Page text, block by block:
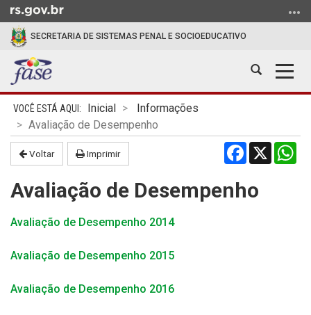
para
conteúdo
para
menu
para
busca
SECRETARIA DE SISTEMAS PENAL E SOCIOEDUCATIVO
Abrir
Início
conteúdo
Inicial
Informações
Avaliação de Desempenho
Voltar Imprimir Facebook
X
Avaliação de Desempenho
Avaliação de Desempenho 2014
Avaliação de Desempenho 2015
Avaliação de Desempenho 2016